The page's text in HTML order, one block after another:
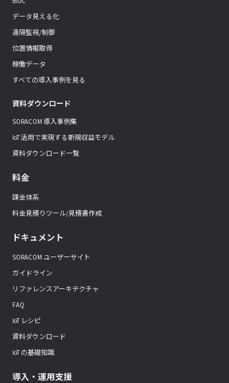
データ見える化
遠隔監視/制御
位置情報取得
稼働データ
すべての導入事例を見る
資料ダウンロード
SORACOM 導入事例集
IoT 活用で実現する新規収益モデル
資料ダウンロード一覧
料金
課金体系
料金見積りツール/見積書作成
ドキュメント
SORACOM ユーザーサイト
ガイドライン
リファレンスアーキテクチャ
FAQ
IoT レシピ
資料ダウンロード
IoT の基礎知識
導入・運用支援